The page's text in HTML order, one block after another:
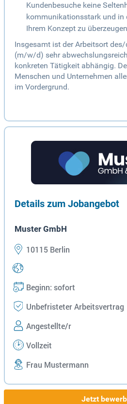
Kundenbesuche keine
kommunikationsstark und in
Ihrem Konzept zu
Insgesamt ist der Arbeitsort
(m/w/d) sehr
konkreten Tätigkeit abhängig.
Menschen und Unternehmen
im Vordergrund.
Details zum Jobangebot
Muster GmbH
10115 Berlin
Beginn: sofort
Unbefristeter Arbeitsvertrag
Angestellte/r
Vollzeit
Frau Mustermann
Jetzt